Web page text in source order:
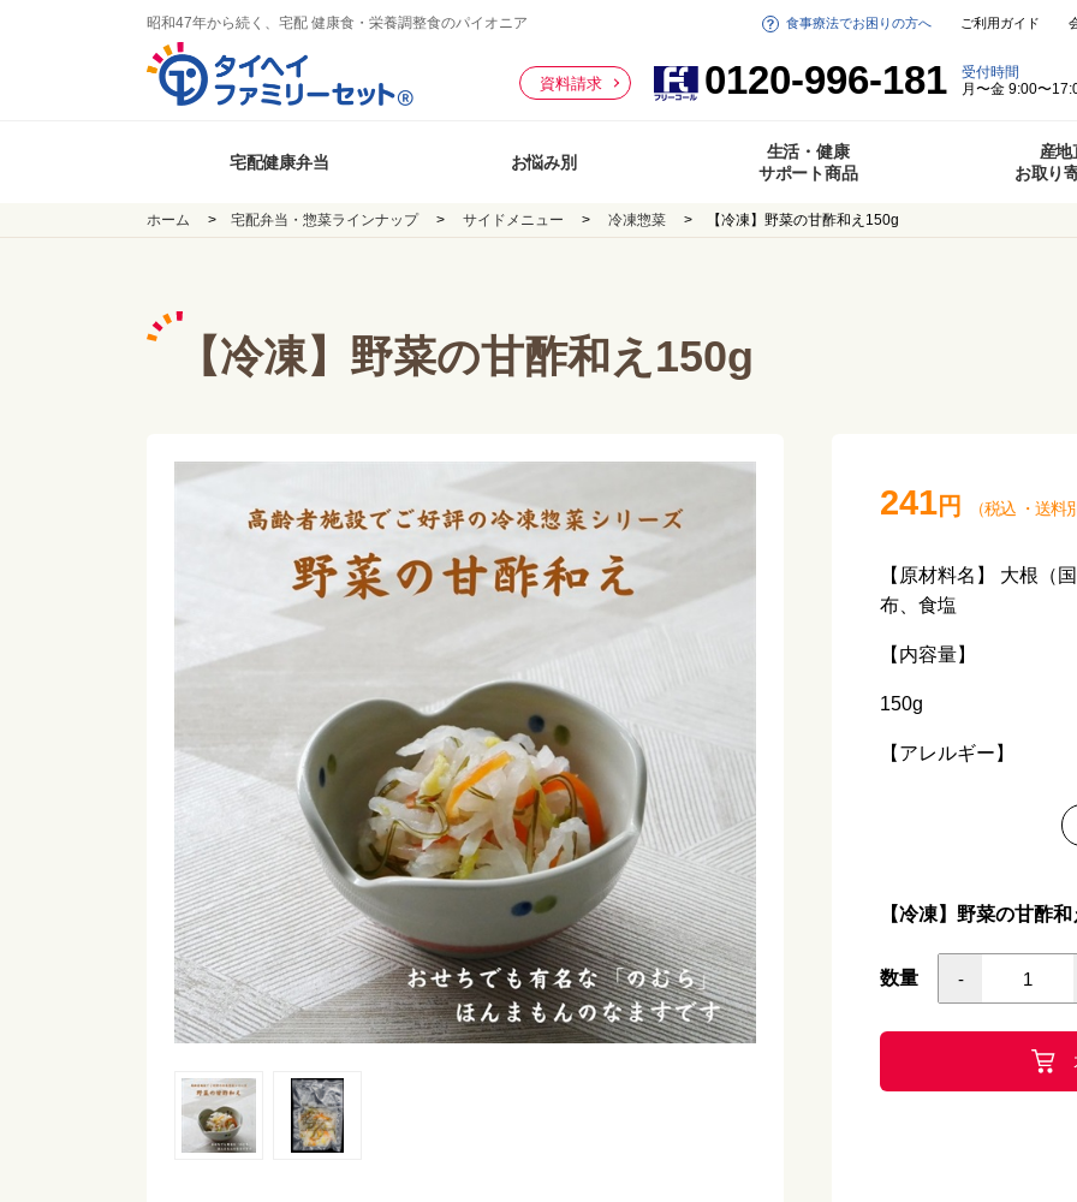
昭和47年から続く、宅配 健康食・栄養調整食のパイオニア
資料請求 0120-996-181
受付時間
月〜金 9:00〜
食事療法でお困りの方へ ご利用ガイド
宅配健康弁当 お悩み別
生活・健康
サポート商品
産地
お取り
ホーム 宅配弁当・惣菜ラインナップ サイドメニュー 冷凍惣菜 【冷凍】野菜の甘酢和え150g
【冷凍】野菜の甘酢和え150g
241円 （税込 ・ 送料
【原材料名】 大根（
布、食塩
【内容量】
150g
【アレルギー】
【栄養価 100ｇあた
熱量 76kcal
たんぱく質 0.6ｇ
脂質 0.1ｇ
炭水化物 18.6ｇ
食塩相当量 0.7ｇ
【冷凍】野菜の甘酢
数量 -